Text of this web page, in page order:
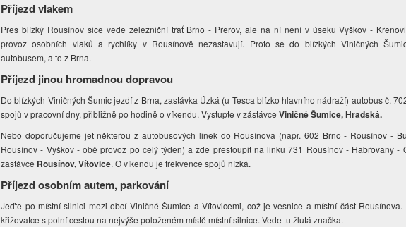
Příjezd vlakem
Přes blízký Rousínov sice vede železniční trať Brno - Přerov, ale na ní není v úseku Vyškov -
provoz osobních vlaků a rychlíky v Rousínově nezastavují. Proto se do blízkých Viničných
autobusem, a to z Brna.
Příjezd jinou hromadnou dopravou
Do blízkých Viničných Šumic jezdí z Brna, zastávka Úzká (u Tesca blízko hlavního nádraží) autobus č.
spojů v pracovní dny, přibližně po hodině o víkendu. Vystupte v zástávce Viničné Šumice, Hradská.
Nebo doporučujeme jet některou z autobusových linek do Rousínova (např. 602 Brno - Rousínov -
Rousínov - Vyškov - obě provoz po celý týden) a zde přestoupit na linku 731 Rousínov - Habrovany -
zastávce Rousínov, Vítovice. O víkendu je frekvence spojů nízká.
Příjezd osobním autem, parkování
Jeďte po místní silnici mezi obcí Viničné Šumice a Vítovicemi, což je vesnice a místní část
křižovatce s polní cestou na nejvýše položeném místě místní silnice. Vede tu žlutá značka.